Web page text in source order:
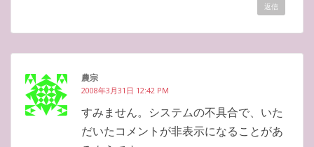
返信
農宗
2008年3月31日 12:42 PM
すみません。システムの不具合で、いた
だいたコメントが非表示になることがあ